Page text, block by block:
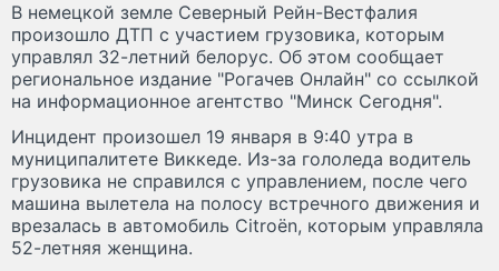
В немецкой земле Северный Рейн-Вестфалия
произошло ДТП с участием грузовика, которым
управлял 32-летний белорус. Об этом сообщает
региональное издание "Рогачев Онлайн" со ссылкой
на информационное агентство "Минск Сегодня".
Инцидент произошел 19 января в 9:40 утра в
муниципалитете Виккеде. Из-за гололеда водитель
грузовика не справился с управлением, после чего
машина вылетела на полосу встречного движения и
врезалась в автомобиль Citroën, которым управляла
52-летняя женщина.